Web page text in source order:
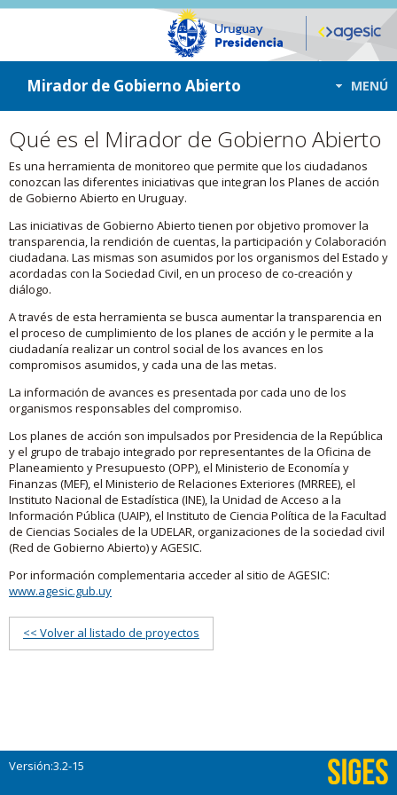
ir a contenido
ir al menú
Mirador de Gobierno Abierto MENÚ
Qué es el Mirador de Gobierno Abierto
Es una herramienta de monitoreo que permite que los ciudadanos
conozcan las diferentes iniciativas que integran los Planes de acción
de Gobierno Abierto en Uruguay.
Las iniciativas de Gobierno Abierto tienen por objetivo promover la
transparencia, la rendición de cuentas, la participación y Colaboración
ciudadana. Las mismas son asumidos por los organismos del Estado y
acordadas con la Sociedad Civil, en un proceso de co-creación y
diálogo.
A través de esta herramienta se busca aumentar la transparencia en
el proceso de cumplimiento de los planes de acción y le permite a la
ciudadanía realizar un control social de los avances en los
compromisos asumidos, y cada una de las metas.
La información de avances es presentada por cada uno de los
organismos responsables del compromiso.
Los planes de acción son impulsados por Presidencia de la República
y el grupo de trabajo integrado por representantes de la Oficina de
Planeamiento y Presupuesto (OPP), el Ministerio de Economía y
Finanzas (MEF), el Ministerio de Relaciones Exteriores (MRREE), el
Instituto Nacional de Estadística (INE), la Unidad de Acceso a la
Información Pública (UAIP), el Instituto de Ciencia Política de la Facultad
de Ciencias Sociales de la UDELAR, organizaciones de la sociedad civil
(Red de Gobierno Abierto) y AGESIC.
Por información complementaria acceder al sitio de AGESIC:
www.agesic.gub.uy
<< Volver al listado de proyectos
Versión:3.2-15